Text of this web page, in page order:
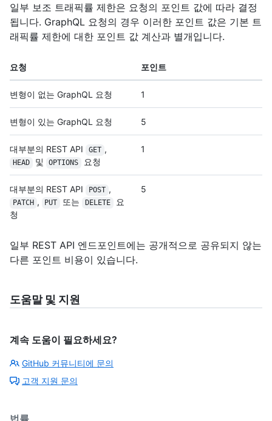
일부 보조 트래픽률 제한은 요청의 포인트 값에 따라 결정
됩니다. GraphQL 요청의 경우 이러한 포인트 값은 기본 트
래픽률 제한에 대한 포인트 값 계산과 별개입니다.
요청 포인트
변형이 없는 GraphQL 요청 1
변형이 있는 GraphQL 요청 5
대부분의 REST API GET ,
HEAD 및 OPTIONS 요청
1
대부분의 REST API POST ,
PATCH , PUT 또는 DELETE
요
청
5
일부 REST API 엔드포인트에는 공개적으로 공유되지 않는
다른 포인트 비용이 있습니다.
도움말 및 지원
계속 도움이 필요하세요?
GitHub 커뮤니티에 문의
고객 지원 문의